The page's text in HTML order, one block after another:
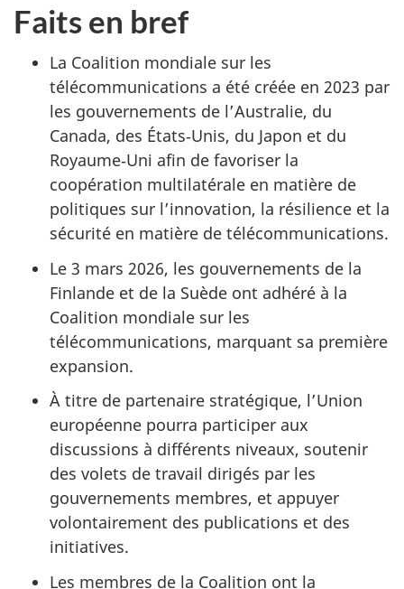
Faits en bref
La Coalition mondiale sur les
télécommunications a été créée en 2023 par
les gouvernements de l’Australie, du
Canada, des États‑Unis, du Japon et du
Royaume‑Uni afin de favoriser la
coopération multilatérale en matière de
politiques sur l’innovation, la résilience et la
sécurité en matière de télécommunications.
Le 3 mars 2026, les gouvernements de la
Finlande et de la Suède ont adhéré à la
Coalition mondiale sur les
télécommunications, marquant sa première
expansion.
À titre de partenaire stratégique, l’Union
européenne pourra participer aux
discussions à différents niveaux, soutenir
des volets de travail dirigés par les
gouvernements membres, et appuyer
volontairement des publications et des
initiatives.
Les membres de la Coalition ont la